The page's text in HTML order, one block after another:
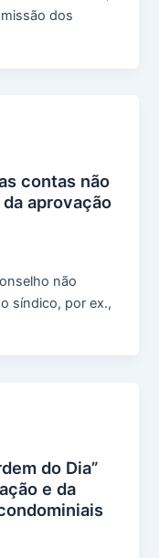
dos
contas não
aprovação
não
síndico, por ex.,
do Dia”
e da